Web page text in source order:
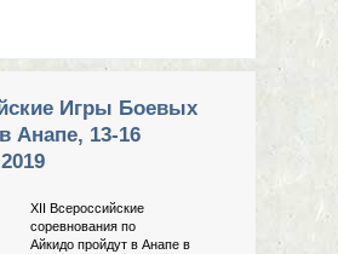
2019-2020 учебный год!
Игры Боевых
Анапе, 13-16
XII Всероcсийские
соревнования по
Айкидо пройдут в Анапе в